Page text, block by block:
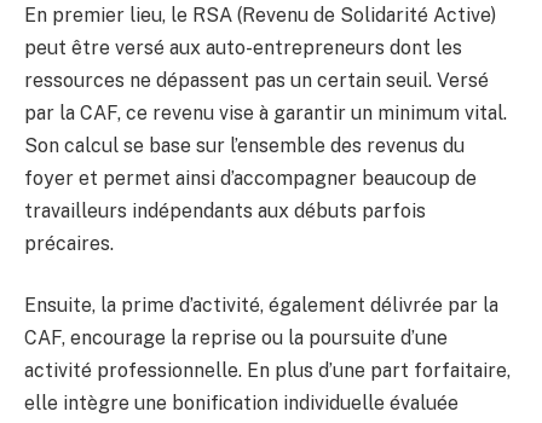
En premier lieu, le RSA (Revenu de Solidarité Active)
peut être versé aux auto-entrepreneurs dont les
ressources ne dépassent pas un certain seuil. Versé
par la CAF, ce revenu vise à garantir un minimum vital.
Son calcul se base sur l’ensemble des revenus du
foyer et permet ainsi d’accompagner beaucoup de
travailleurs indépendants aux débuts parfois
précaires.
Ensuite, la prime d’activité, également délivrée par la
CAF, encourage la reprise ou la poursuite d’une
activité professionnelle. En plus d’une part forfaitaire,
elle intègre une bonification individuelle évaluée